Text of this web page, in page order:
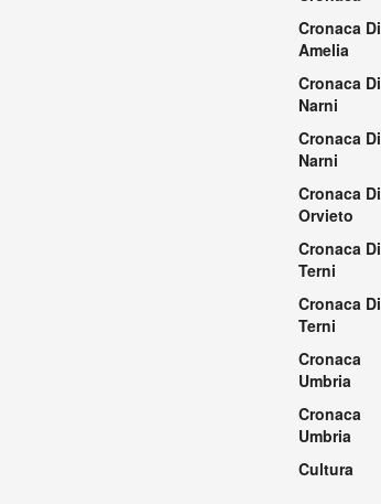
Cronaca Di
Amelia
Cronaca Di
Narni
Cronaca Di
Narni
Cronaca Di
Orvieto
Cronaca Di
Terni
Cronaca Di
Terni
Cronaca
Umbria
Cronaca
Umbria
Cultura